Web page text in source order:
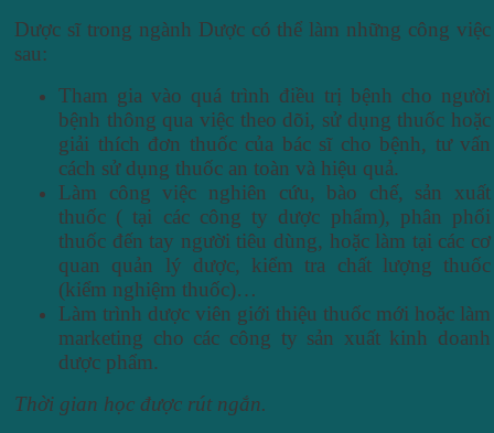
Dược sĩ trong ngành Dược có thể làm những công việc
sau:
Tham gia vào quá trình điều trị bệnh cho người
bệnh thông qua việc theo dõi, sử dụng thuốc hoặc
giải thích đơn thuốc của bác sĩ cho bệnh, tư vấn
cách sử dụng thuốc an toàn và hiệu quả.
Làm công việc nghiên cứu, bào chế, sản xuất
thuốc ( tại các công ty dược phẩm), phân phối
thuốc đến tay người tiêu dùng, hoặc làm tại các cơ
quan quản lý dược, kiểm tra chất lượng thuốc
(kiểm nghiệm thuốc)…
Làm trình dược viên giới thiệu thuốc mới hoặc làm
marketing cho các công ty sản xuất kinh doanh
dược phẩm.
Thời gian học được rút ngắn.